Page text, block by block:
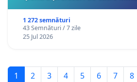
1 272 semnături
43 Semnături / 7 zile
25 Jul 2026
1 2 3 4 5 6 7 8